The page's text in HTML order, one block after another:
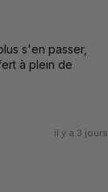
s'en passer,
à plein de
il y a 3 jours